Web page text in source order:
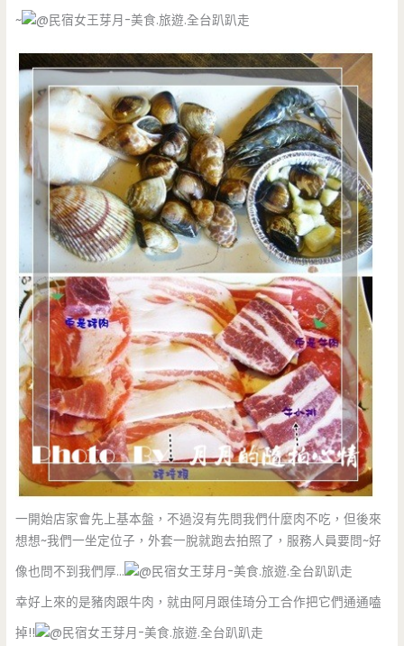
~
一開始店家會先上基本盤，不過沒有先問我們什麼肉不吃，但後來
想想~我們一坐定位子，外套一脫就跑去拍照了，服務人員要問~好
像也問不到我們厚…
幸好上來的是豬肉跟牛肉，就由阿月跟佳琦分工合作把它們通通嗑
掉!!